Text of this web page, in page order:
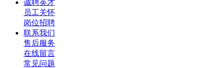
诚聘英才
员工关怀
岗位招聘
联系我们
售后服务
在线留言
常见问题